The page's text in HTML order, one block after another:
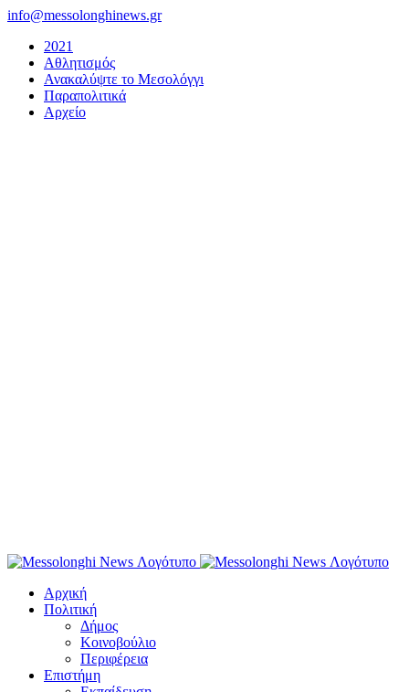
Μετάβαση
περιεχόμενο
info@messolonghinews.gr
2021
Αθλητισμός
Ανακαλύψτε το Μεσολόγγι
Παραπολιτικά
Αρχείο
Αρχική
Πολιτική
Δήμος
Κοινοβούλιο
Περιφέρεια
Επιστήμη